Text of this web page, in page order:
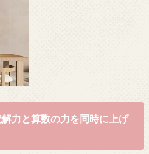
力と算数の力を同時に上げ